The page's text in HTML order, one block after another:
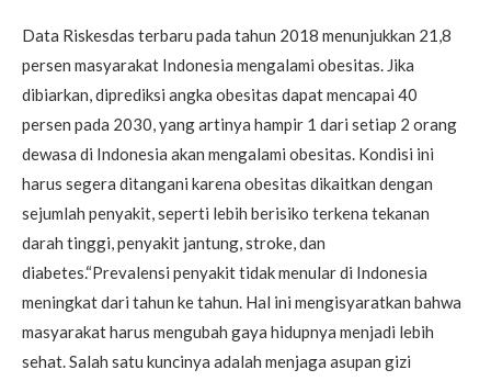
Data Riskesdas terbaru pada tahun 2018 menunjukkan 21,8
persen masyarakat Indonesia mengalami obesitas. Jika
dibiarkan, diprediksi angka obesitas dapat mencapai 40
persen pada 2030, yang artinya hampir 1 dari setiap 2 orang
dewasa di Indonesia akan mengalami obesitas. Kondisi ini
harus segera ditangani karena obesitas dikaitkan dengan
sejumlah penyakit, seperti lebih berisiko terkena tekanan
darah tinggi, penyakit jantung, stroke, dan
diabetes.“Prevalensi penyakit tidak menular di Indonesia
meningkat dari tahun ke tahun. Hal ini mengisyaratkan bahwa
masyarakat harus mengubah gaya hidupnya menjadi lebih
sehat. Salah satu kuncinya adalah menjaga asupan gizi